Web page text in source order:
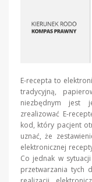
E-recepta to
tradycyjną,
niezbędnym jest
zrealizować E-
kod, który pacjent
uznać, że
elektronicznej
Co jednak w
przetwarzania tych